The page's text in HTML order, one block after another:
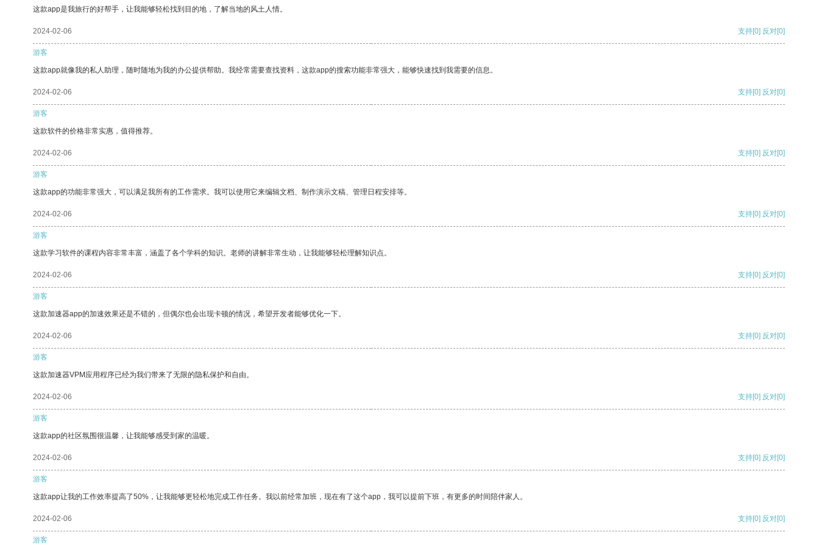
这款app是我旅行的好帮手，让我能够轻松找到目的地，了解当地的风土人情。
2024-02-06 支持[0] 反对[0]
游客
这款app就像我的私人助理，随时随地为我的办公提供帮助。我经常需要查找资料，这款app的搜索功能非常强大，能够快速找到我需要的信息。
2024-02-06 支持[0] 反对[0]
游客
这款软件的价格非常实惠，值得推荐。
2024-02-06 支持[0] 反对[0]
游客
这款app的功能非常强大，可以满足我所有的工作需求。我可以使用它来编辑文档、制作演示文稿、管理日程安排等。
2024-02-06 支持[0] 反对[0]
游客
这款学习软件的课程内容非常丰富，涵盖了各个学科的知识。老师的讲解非常生动，让我能够轻松理解知识点。
2024-02-06 支持[0] 反对[0]
游客
这款加速器app的加速效果还是不错的，但偶尔也会出现卡顿的情况，希望开发者能够优化一下。
2024-02-06 支持[0] 反对[0]
游客
这款加速器VPM应用程序已经为我们带来了无限的隐私保护和自由。
2024-02-06 支持[0] 反对[0]
游客
这款app的社区氛围很温馨，让我能够感受到家的温暖。
2024-02-06 支持[0] 反对[0]
游客
这款app让我的工作效率提高了50%，让我能够更轻松地完成工作任务。我以前经常加班，现在有了这个app，我可以提前下班，有更多的时间陪伴家人。
2024-02-06 支持[0] 反对[0]
游客